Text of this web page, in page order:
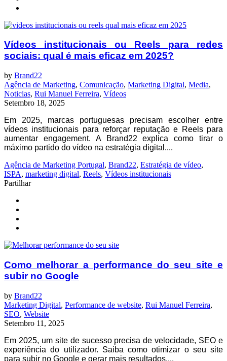
Vídeos institucionais ou Reels para redes
sociais: qual é mais eficaz em 2025?
by Brand22
Agência de Marketing, Comunicação, Marketing Digital, Media,
Noticias, Rui Manuel Ferreira, Vídeos
Setembro 18, 2025
Em 2025, marcas portuguesas precisam escolher entre
vídeos institucionais para reforçar reputação e Reels para
aumentar engagement. A Brand22 explica como tirar o
máximo partido do vídeo na estratégia digital....
Agência de Marketing Portugal, Brand22, Estratégia de vídeo,
ISPA, marketing digital, Reels, Vídeos institucionais
Partilhar
Como melhorar a performance do seu site e
subir no Google
by Brand22
Marketing Digital, Performance de website, Rui Manuel Ferreira,
SEO, Website
Setembro 11, 2025
Em 2025, um site de sucesso precisa de velocidade, SEO e
experiência do utilizador. Saiba como otimizar o seu site
para subir no Google e gerar mais resultados....